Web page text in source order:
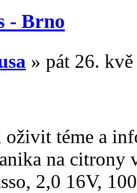
- Brno
» pát 26.
téme a
na citrony
2,0 16V,